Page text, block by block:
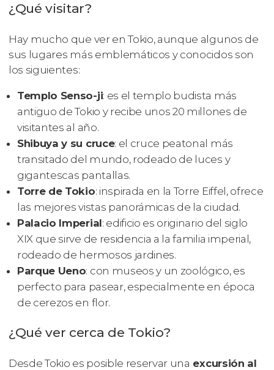
¿Qué visitar?
Hay mucho que ver en Tokio, aunque algunos de
sus lugares más emblemáticos y conocidos son
los siguientes:
Templo Senso-ji: es el templo budista más
antiguo de Tokio y recibe unos 20 millones de
visitantes al año.
Shibuya y su cruce: el cruce peatonal más
transitado del mundo, rodeado de luces y
gigantescas pantallas.
Torre de Tokio: inspirada en la Torre Eiffel, ofrece
las mejores vistas panorámicas de la ciudad.
Palacio Imperial: edificio es originario del siglo
XIX que sirve de residencia a la familia imperial,
rodeado de hermosos jardines.
Parque Ueno: con museos y un zoológico, es
perfecto para pasear, especialmente en época
de cerezos en flor.
¿Qué ver cerca de Tokio?
Desde Tokio es posible reservar una excursión al